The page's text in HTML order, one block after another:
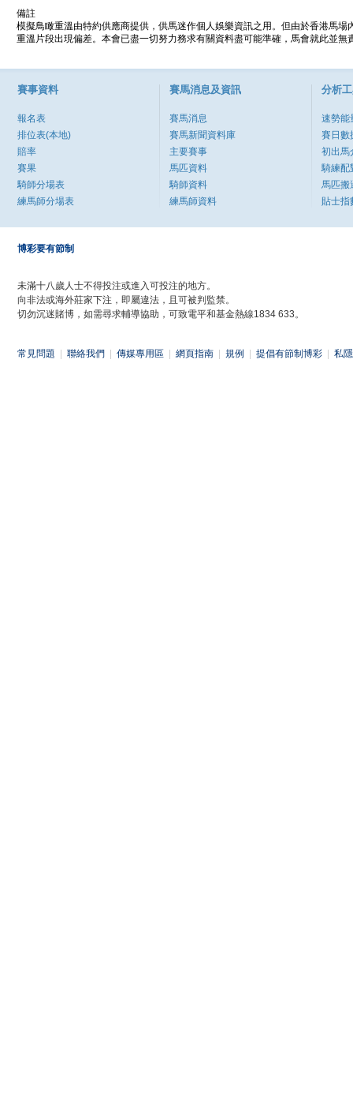
備註
模擬鳥瞰重溫由特約供應商提供，供馬迷作個人娛樂資訊之用。但由於香港馬
重溫片段出現偏差。本會已盡一切努力務求有關資料盡可能準確，馬會就此並
賽事資料
報名表
排位表(本地)
賠率
賽果
騎師分場表
練馬師分場表
賽馬消息及資訊
賽馬消息
賽馬新聞資料庫
主要賽事
馬匹資料
騎師資料
練馬師資料
分析
速勢能
賽日數
初出馬
騎練配
馬匹搬
貼士指
博彩要有節制
未滿十八歲人士不得投注或進入可投注的地方。
向非法或海外莊家下注，即屬違法，且可被判監禁。
切勿沉迷賭博，如需尋求輔導協助，可致電平和基金熱線1834 633。
常見問題 聯絡我們 傳媒專用區 網頁指南 規例 提倡有節制博彩 私